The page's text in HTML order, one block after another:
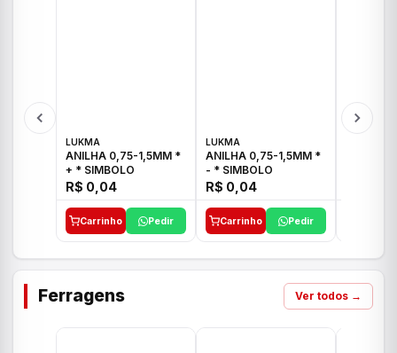
LUKMA
ANILHA 0,75-1,5MM *
+ * SIMBOLO
R$ 0,04
Carrinho Pedir
LUKMA
ANILHA 0,75-1,5MM *
- * SIMBOLO
R$ 0,04
Carrinho Pedir
Ferragens Ver todos →